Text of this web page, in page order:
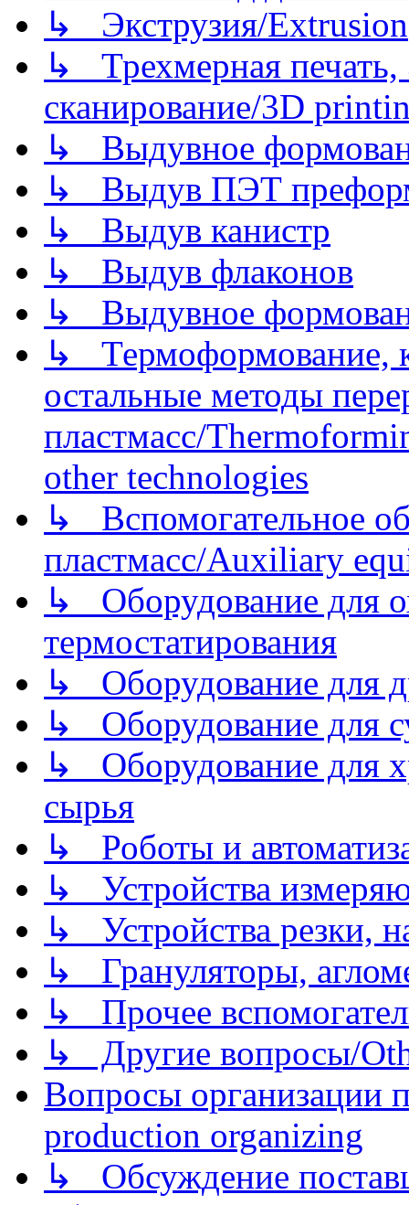
↳ Экструзия/Extrusion
↳ Трехмерная
сканирование/3D
↳ Выдувное
↳ Выдув ПЭТ
↳ Выдув канистр
↳ Выдув флаконов
↳ Выдувное
↳ Термоформование,
остальные методы
пластмасс/
other technologies
↳ Вспомогательное
пластмасс/Auxiliary
↳ Оборудование для
термостатирования
↳ Оборудование для
↳ Оборудование для
↳ Оборудование для
сырья
↳ Роботы и
↳ Устройства
↳ Устройства резки,
↳ Грануляторы,
↳ Прочее
↳ Другие вопросы/
Вопросы организации
production organizing
↳ Обсуждение